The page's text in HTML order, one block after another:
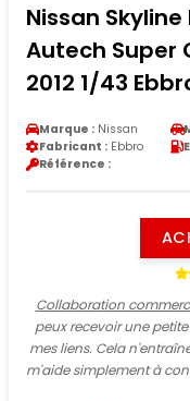
Nissan Skyline
Autech Super
2012 1/43
Marque : Nissan
Fabricant : Ebbro
Référence :
Collaboration
peux recevoir une
mes liens. Cela
m'aide simplement à